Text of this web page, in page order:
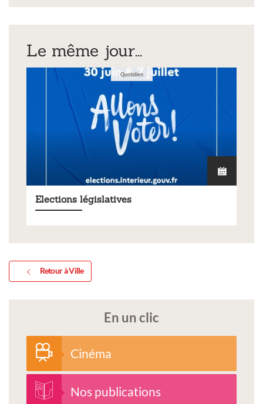
tarifs_2026_-
_cm_19.12.2025.pdf
Le même jour...
Quotidien
Elections législatives
Retour à Ville
En un clic
Cinéma
Nos publications